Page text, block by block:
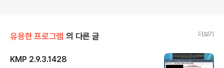
유용한 프로그램 의 다른 글 더보기
KMP 2.9.3.1428